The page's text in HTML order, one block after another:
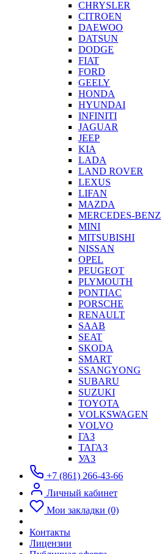
CHRYSLER
CITROEN
DAEWOO
DATSUN
DODGE
FIAT
FORD
GEELY
HONDA
HYUNDAI
INFINITI
JAGUAR
JEEP
KIA
LADA
LAND ROVER
LEXUS
LIFAN
MAZDA
MERCEDES-BENZ
MINI
MITSUBISHI
NISSAN
OPEL
PEUGEOT
PLYMOUTH
PONTIAC
PORSCHE
RENAULT
SAAB
SEAT
SKODA
SMART
SSANGYONG
SUBARU
SUZUKI
TOYOTA
VOLKSWAGEN
VOLVO
ГАЗ
ТАГАЗ
УАЗ
+7 (861) 266-43-66
Личный кабинет
Мои закладки (0)
Контакты
Лицензии